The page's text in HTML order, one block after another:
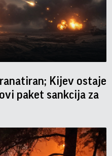
Kijev ostaje
paket sankcija za